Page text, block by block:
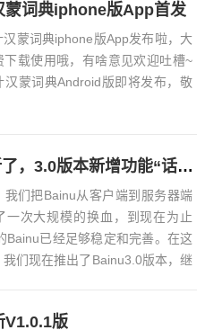
蒙词典iphone版App首发
汉蒙词典iphone版App发布啦，大
下载使用哦，有啥意见欢迎吐槽~
汉蒙词典Android版即将发布，敬
蒙古手机软件Bainu又更新了，3.0版本新增功能“话题 — joog”
我们把Bainu从客户端到服务器端
一次大规模的换血，到现在为止
Bainu已经足够稳定和完善。在这
们现在推出了Bainu3.0版本，继
。话题，是一个纯...
V1.0.1版